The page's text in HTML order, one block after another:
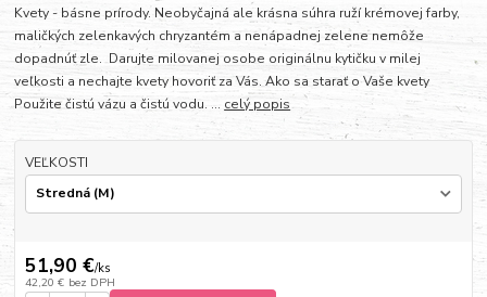
Kvety - básne prírody. Neobyčajná ale krásna súhra ruží krémovej farby,
maličkých zelenkavých chryzantém a nenápadnej zelene nemôže
dopadnúť zle. Darujte milovanej osobe originálnu kytičku v milej
veľkosti a nechajte kvety hovoriť za Vás. Ako sa starať o Vaše kvety
Použite čistú vázu a čistú vodu. ... celý popis
VEĽKOSTI
51,90 €/ks
42,20 € bez DPH